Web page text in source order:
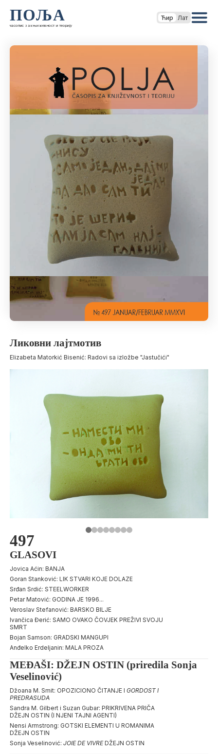
ПОЉА
часопис за књижевност и теорију
Ћир Лат
Ликовни лајтмотив
Elizabeta Matorkić Bisenić: Radovi sa izložbe "Jastučići"
497
GLASOVI
Jovica Aćin: BANJA
Goran Stanković: LIK STVARI KOJE DOLAZE
Srđan Srdić: STEELWORKER
Petar Matović: GODINA JE 1996...
Veroslav Stefanović: BARSKO BILJE
Ivančica Đerić: SAMO OVAKO ČOVJEK PREŽIVI SVOJU
SMRT
Bojan Samson: GRADSKI MANGUPI
Anđelko Erdeljanin: MALA PROZA
MEĐAŠI: DŽEJN OSTIN (priredila Sonja
Veselinović)
Džoana M. Smit: OPOZICIONO ČITANJE I GORDOST I
PREDRASUDA
Sandra M. Gilbert i Suzan Gubar: PRIKRIVENA PRIČA
DŽEJN OSTIN (I NJENI TAJNI AGENTI)
Nensi Armstrong: GOTSKI ELEMENTI U ROMANIMA
DŽEJN OSTIN
Sonja Veselinović: JOIE DE VIVREDŽEJN OSTIN